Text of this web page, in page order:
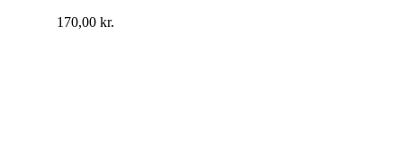
170,00 kr.